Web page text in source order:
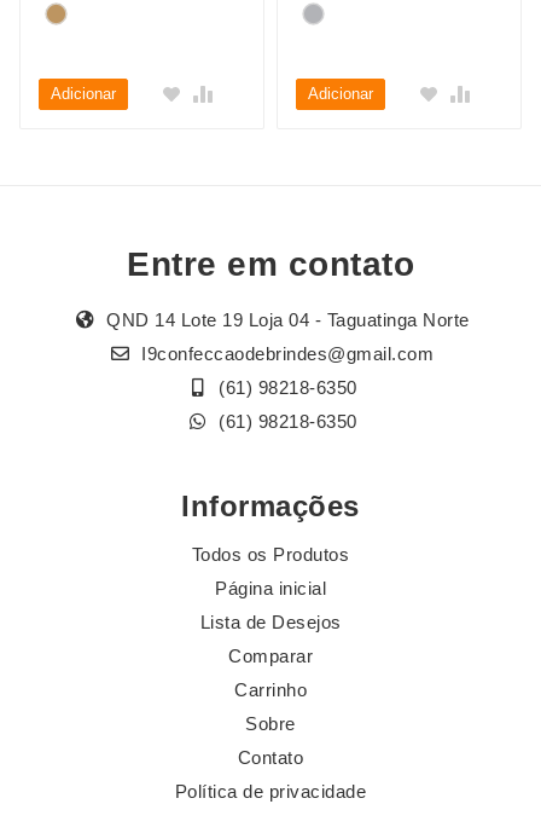
Adicionar Adicionar
Entre em contato
QND 14 Lote 19 Loja 04 - Taguatinga Norte
I9confeccaodebrindes@gmail.com
(61) 98218-6350
(61) 98218-6350
Informações
Todos os Produtos
Página inicial
Lista de Desejos
Comparar
Carrinho
Sobre
Contato
Política de privacidade